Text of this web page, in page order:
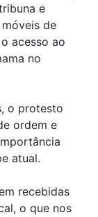
e
de
acesso ao
no
o protesto
ordem e
atual.
recebidas
o que nos